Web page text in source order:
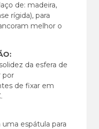
de: madeira,
rígida), para
melhor o
da esfera de
por
de fixar em
espátula para